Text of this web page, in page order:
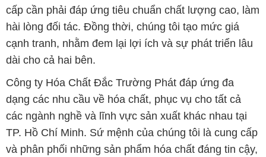
cấp cần phải đáp ứng tiêu chuẩn chất lượng cao, làm
hài lòng đối tác. Đồng thời, chúng tôi tạo mức giá
cạnh tranh, nhằm đem lại lợi ích và sự phát triển lâu
dài cho cả hai bên.
Công ty Hóa Chất Đắc Trường Phát đáp ứng đa
dạng các nhu cầu về hóa chất, phục vụ cho tất cả
các ngành nghề và lĩnh vực sản xuất khác nhau tại
TP. Hồ Chí Minh. Sứ mệnh của chúng tôi là cung cấp
và phân phối những sản phẩm hóa chất đáng tin cậy,